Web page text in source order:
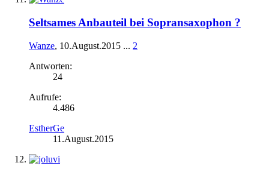
Seltsames Anbauteil bei Sopransaxophon ?
Wanze, 10.August.2015 ... 2
Antworten:
24
Aufrufe:
4.486
EstherGe
11.August.2015